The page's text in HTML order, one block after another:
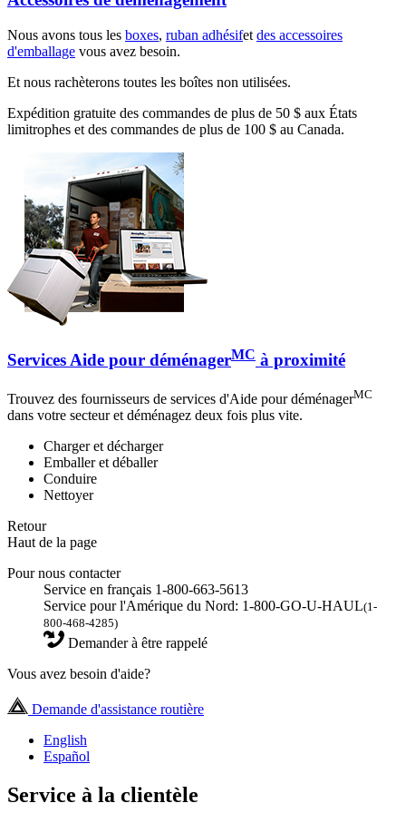
Nous avons tous les boxes, ruban adhésifet des accessoires
d'emballage vous avez besoin.
Et nous rachèterons toutes les boîtes non utilisées.
Expédition gratuite des commandes de plus de 50 $ aux États
limitrophes et des commandes de plus de 100 $ au Canada.
Services Aide pour déménagerMC à proximité
Trouvez des fournisseurs de services d'Aide pour déménagerMC
dans votre secteur et déménagez deux fois plus vite.
Charger et décharger
Emballer et déballer
Conduire
Nettoyer
Retour
Haut de la page
Pour nous contacter
Service en français 1-800-663-5613
Service pour l'Amérique du Nord: 1-800-GO-U-HAUL(1-
800-468-4285)
Demander à être rappelé
Vous avez besoin d'aide?
Demande d'assistance routière
English
Español
Service à la clientèle